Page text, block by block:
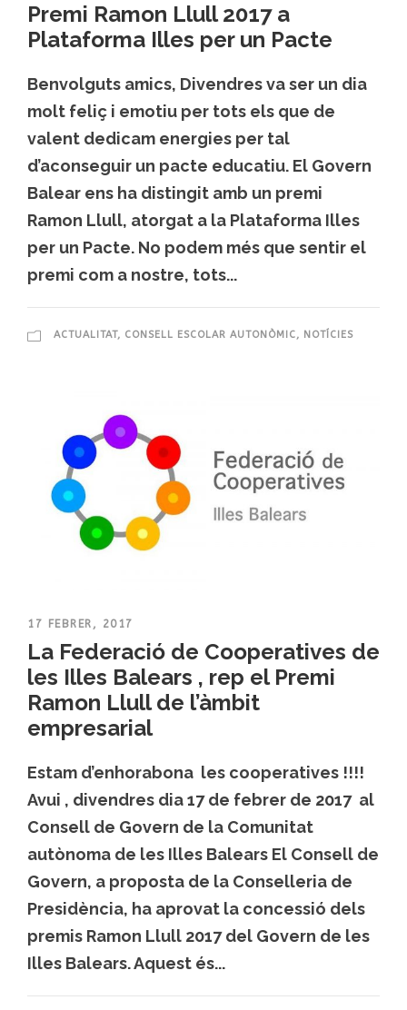
Premi Ramon Llull 2017 a
Plataforma Illes per un Pacte
Benvolguts amics, Divendres va ser un dia
molt feliç i emotiu per tots els que de
valent dedicam energies per tal
d’aconseguir un pacte educatiu. El Govern
Balear ens ha distingit amb un premi
Ramon Llull, atorgat a la Plataforma Illes
per un Pacte. No podem més que sentir el
premi com a nostre, tots...
ACTUALITAT, CONSELL ESCOLAR AUTONÒMIC, NOTÍCIES
17 FEBRER, 2017
La Federació de Cooperatives de
les Illes Balears , rep el Premi
Ramon Llull de l’àmbit
empresarial
Estam d’enhorabona les cooperatives !!!!
Avui , divendres dia 17 de febrer de 2017 al
Consell de Govern de la Comunitat
autònoma de les Illes Balears El Consell de
Govern, a proposta de la Conselleria de
Presidència, ha aprovat la concessió dels
premis Ramon Llull 2017 del Govern de les
Illes Balears. Aquest és...